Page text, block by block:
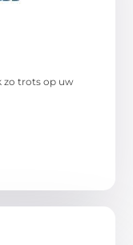
zo trots op uw